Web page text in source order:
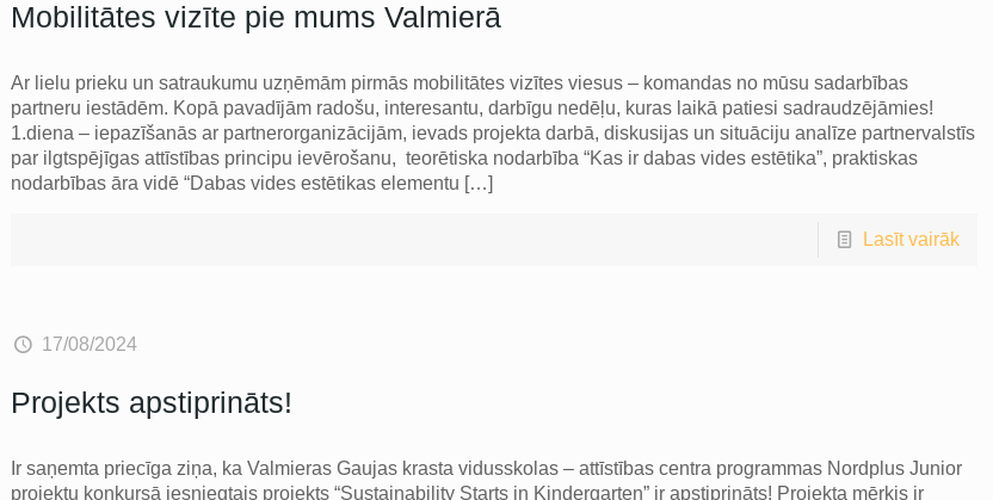
Mobilitātes vizīte pie mums Valmierā
Ar lielu prieku un satraukumu uzņēmām pirmās mobilitātes vizītes viesus – komandas no mūsu sadarbības
partneru iestādēm. Kopā pavadījām radošu, interesantu, darbīgu nedēļu, kuras laikā patiesi sadraudzējāmies!
1.diena – iepazīšanās ar partnerorganizācijām, ievads projekta darbā, diskusijas un situāciju analīze partnervalstīs
par ilgtspējīgas attīstības principu ievērošanu, teorētiska nodarbība “Kas ir dabas vides estētika”, praktiskas
nodarbības āra vidē “Dabas vides estētikas elementu […]
Lasīt vairāk
17/08/2024
Projekts apstiprināts!
Ir saņemta priecīga ziņa, ka Valmieras Gaujas krasta vidusskolas – attīstības centra programmas Nordplus Junior
projektu konkursā iesniegtais projekts “Sustainability Starts in Kindergarten” ir apstiprināts! Projekta mērķis ir